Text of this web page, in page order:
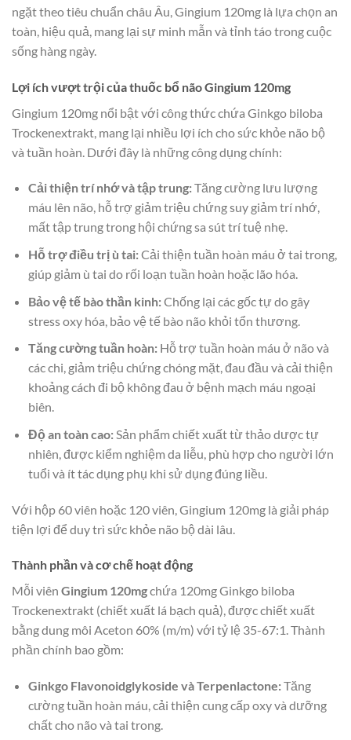
ngặt theo tiêu chuẩn châu Âu, Gingium 120mg là lựa chọn an
toàn, hiệu quả, mang lại sự minh mẫn và tỉnh táo trong cuộc
sống hàng ngày.
Lợi ích vượt trội của thuốc bổ não Gingium 120mg
Gingium 120mg nổi bật với công thức chứa Ginkgo biloba
Trockenextrakt, mang lại nhiều lợi ích cho sức khỏe não bộ
và tuần hoàn. Dưới đây là những công dụng chính:
Cải thiện trí nhớ và tập trung:Tăng cường lưu lượng
máu lên não, hỗ trợ giảm triệu chứng suy giảm trí nhớ,
mất tập trung trong hội chứng sa sút trí tuệ nhẹ.
Hỗ trợ điều trị ù tai:Cải thiện tuần hoàn máu ở tai trong,
giúp giảm ù tai do rối loạn tuần hoàn hoặc lão hóa.
Bảo vệ tế bào thần kinh:Chống lại các gốc tự do gây
stress oxy hóa, bảo vệ tế bào não khỏi tổn thương.
Tăng cường tuần hoàn:Hỗ trợ tuần hoàn máu ở não và
các chi, giảm triệu chứng chóng mặt, đau đầu và cải thiện
khoảng cách đi bộ không đau ở bệnh mạch máu ngoại
biên.
Độ an toàn cao:Sản phẩm chiết xuất từ thảo dược tự
nhiên, được kiểm nghiệm da liễu, phù hợp cho người lớn
tuổi và ít tác dụng phụ khi sử dụng đúng liều.
Với hộp 60 viên hoặc 120 viên, Gingium 120mg là giải pháp
tiện lợi để duy trì sức khỏe não bộ dài lâu.
Thành phần và cơ chế hoạt động
Mỗi viên Gingium 120mgchứa 120mg Ginkgo biloba
Trockenextrakt (chiết xuất lá bạch quả), được chiết xuất
bằng dung môi Aceton 60% (m/m) với tỷ lệ 35-67:1. Thành
phần chính bao gồm:
Ginkgo Flavonoidglykoside và Terpenlactone:Tăng
cường tuần hoàn máu, cải thiện cung cấp oxy và dưỡng
chất cho não và tai trong.